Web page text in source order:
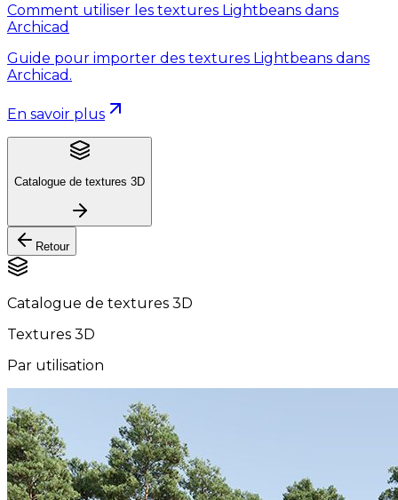
Comment utiliser les textures Lightbeans dans
Archicad
Guide pour importer des textures Lightbeans dans
Archicad.
En savoir plus
Catalogue de textures 3D
Retour
Catalogue de textures 3D
Textures 3D
Par utilisation